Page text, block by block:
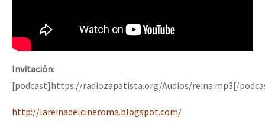
Invitación:
[podcast]https://radiozapatista.org/Audios/reina.mp3[/
http://lareinadelcineroma.blogspot.com/